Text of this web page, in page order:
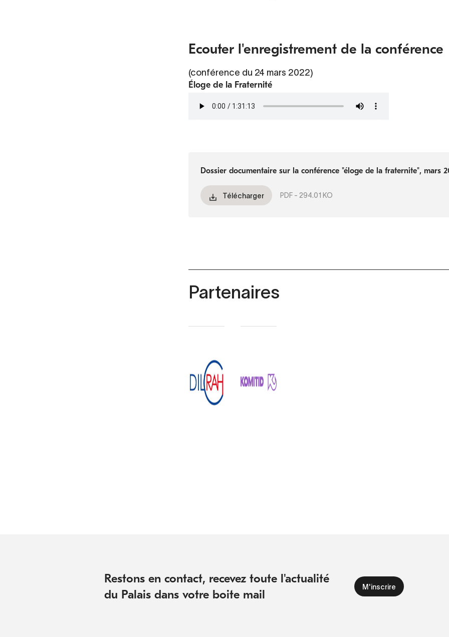
Ecouter l'enregistrement de la conférence
(conférence du 24 mars 2022)
Éloge de la Fraternité
Dossier documentaire sur la conférence "éloge de la fraternite", mars
Télécharger PDF - 294.01 KO
Partenaires
Restons en contact, recevez toute l'actualité
du Palais dans votre boite mail